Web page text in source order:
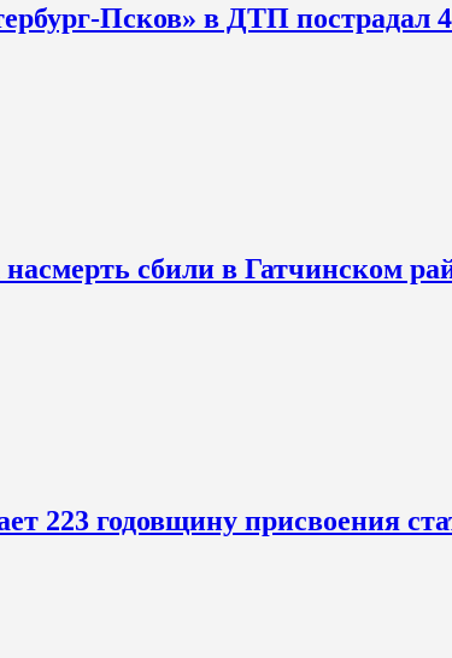
Псков» в ДТП пострадал
насмерть сбили в Гатчинском
223 годовщину присвоения